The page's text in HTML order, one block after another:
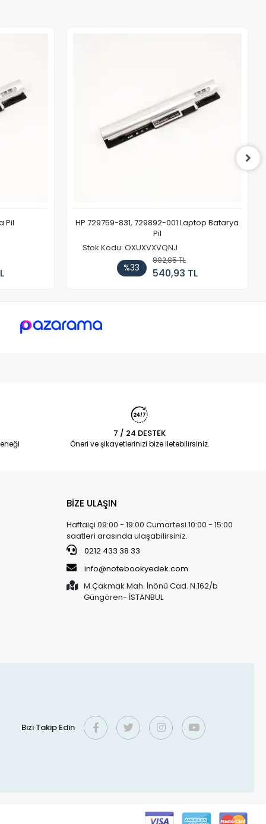
Pil
HP 729759-831, 729892-001 Laptop Batarya
Pil
Stok Kodu: OXUXVXVQNJ
%33
802,85 TL
540,93 TL
7 / 24 DESTEK
Öneri ve şikayetlerinizi bize iletebilirsiniz.
BİZE ULAŞIN
Haftaiçi 09:00 - 19:00 Cumartesi 10:00 - 15:00
saatleri arasında ulaşabilirsiniz.
0212 433 38 33
info@notebookyedek.com
M.Çakmak Mah. İnönü Cad. N.162/b
Güngören- İSTANBUL
Bizi Takip Edin